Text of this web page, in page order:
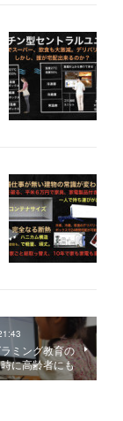
ミング教育の
に高齢者にも